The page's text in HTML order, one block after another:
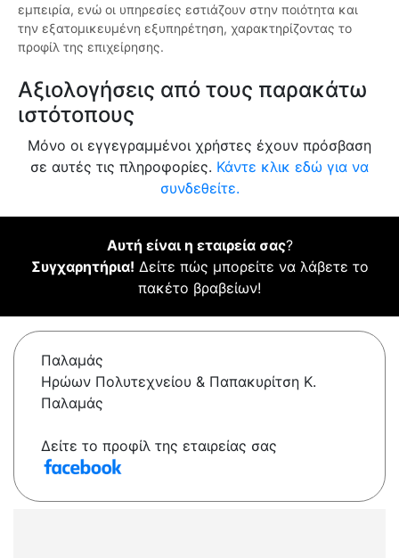
εμπειρία, ενώ οι υπηρεσίες εστιάζουν στην ποιότητα και
την εξατομικευμένη εξυπηρέτηση, χαρακτηρίζοντας το
προφίλ της επιχείρησης.
Αξιολογήσεις από τους παρακάτω
ιστότοπους
Μόνο οι εγγεγραμμένοι χρήστες έχουν πρόσβαση
σε αυτές τις πληροφορίες. Κάντε κλικ εδώ για να
συνδεθείτε.
Αυτή είναι η εταιρεία σας?
Συγχαρητήρια! Δείτε πώς μπορείτε να λάβετε το
πακέτο βραβείων!
Παλαμάς
Ηρώων Πολυτεχνείου & Παπακυρίτση Κ.
Παλαμάς
Δείτε το προφίλ της εταιρείας σας